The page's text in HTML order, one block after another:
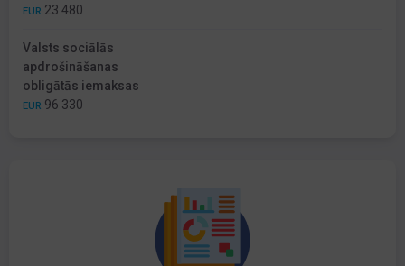
EUR 23 480
Valsts sociālās
apdrošināšanas
obligātās iemaksas
EUR 96 330